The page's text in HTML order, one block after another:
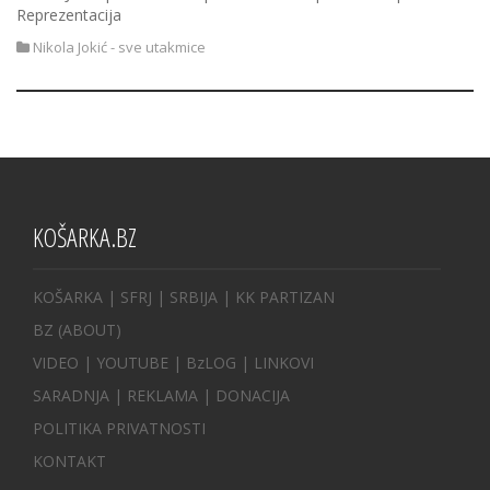
Reprezentacija
Nikola Jokić - sve utakmice
KOŠARKA.BZ
KOŠARKA | SFRJ | SRBIJA | KK PARTIZAN
BZ (ABOUT)
VIDEO | YOUTUBE | BzLOG | LINKOVI
SARADNJA | REKLAMA | DONACIJA
POLITIKA PRIVATNOSTI
KONTAKT